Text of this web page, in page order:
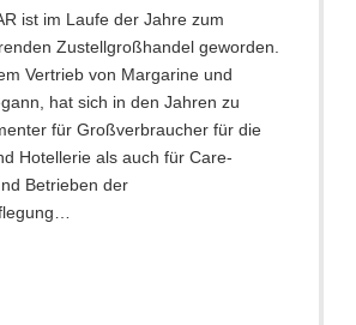
ist im Laufe der Jahre zum
Zustellgroßhandel geworden.
Vertrieb von Margarine und
hat sich in den Jahren zu
für Großverbraucher für die
Hotellerie als auch für Care-
Betrieben der